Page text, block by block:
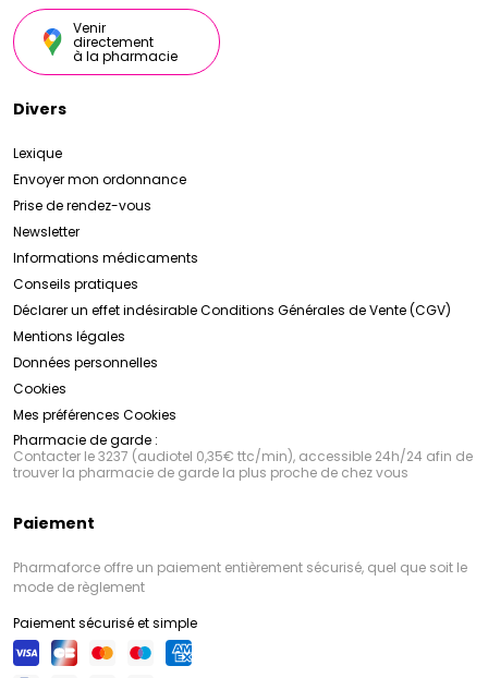
Venir
directement
à la pharmacie
Divers
Lexique
Envoyer mon ordonnance
Prise de rendez-vous
Newsletter
Informations médicaments
Conseils pratiques
Déclarer un effet indésirableConditions Générales de Vente (CGV)
Mentions légales
Données personnelles
Cookies
Mes préférences Cookies
Pharmacie de garde :
Contacter le 3237 (audiotel 0,35€ ttc/min), accessible 24h/24 afin de
trouver la pharmacie de garde la plus proche de chez vous
Paiement
Pharmaforce offre un paiement entièrement sécurisé, quel que soit le
mode de règlement
Paiement sécurisé et simple